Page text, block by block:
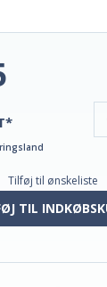
Tilføj til ønskeliste
TIL